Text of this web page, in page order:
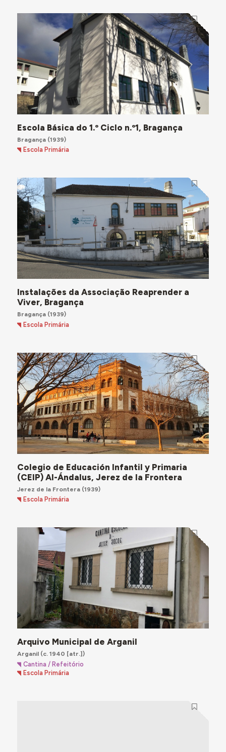
Escola Básica do 1.º Ciclo n.º1, Bragança
Bragança(1939)
Escola Primária
Instalações da Associação Reaprender a
Viver, Bragança
Bragança(1939)
Escola Primária
Colegio de Educación Infantil y Primaria
(CEIP) Al-Ándalus, Jerez de la Frontera
Jerez de la Frontera(1939)
Escola Primária
Arquivo Municipal de Arganil
Arganil(c. 1940 [atr.])
Cantina / Refeitório
Escola Primária